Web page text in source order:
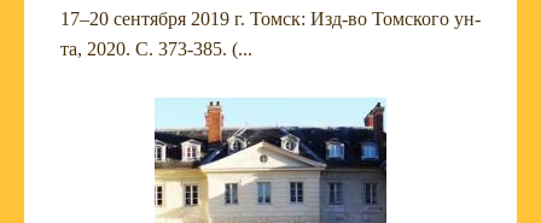
17–20 сентября 2019 г. Томск: Изд-во Томского ун-
та, 2020. С. 373-385. (...